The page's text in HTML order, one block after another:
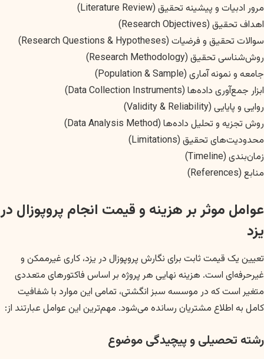
مرور ادبیات و پیشینه تحقیق (Literature Review)
اهداف تحقیق (Research Objectives)
سوالات تحقیق و فرضیات (Research Questions & Hypotheses)
روش‌شناسی تحقیق (Research Methodology)
جامعه و نمونه آماری (Population & Sample)
ابزار جمع‌آوری داده‌ها (Data Collection Instruments)
روایی و پایایی (Validity & Reliability)
روش تجزیه و تحلیل داده‌ها (Data Analysis Method)
محدودیت‌های تحقیق (Limitations)
زمان‌بندی (Timeline)
منابع (References)
عوامل موثر بر هزینه و قیمت انجام پروپوزال در
یزد
تعیین یک قیمت ثابت برای نگارش پروپوزال در یزد، کاری غیرممکن و
غیرحرفه‌ای است. هزینه نهایی هر پروژه بر اساس فاکتورهای متعددی
متغیر است که در موسسه سبز انگشتی، تمامی این موارد با شفافیت
کامل به اطلاع مشتریان رسانده می‌شود. مهم‌ترین این عوامل عبارتند از:
رشته تحصیلی و پیچیدگی موضوع